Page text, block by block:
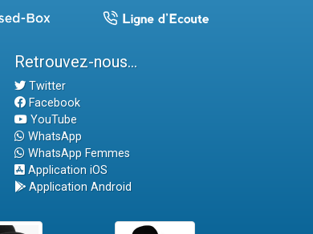
Retrouvez-nous...
Twitter
Facebook
YouTube
WhatsApp
WhatsApp Femmes
Application iOS
Application Android